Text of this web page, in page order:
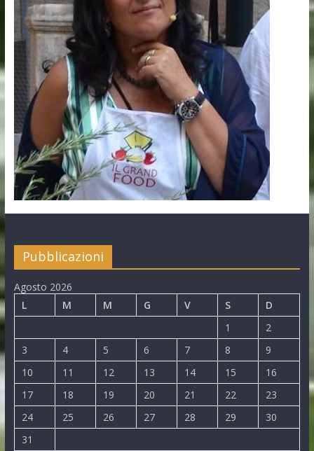
Pubblicazioni
Agosto 2026
L
M M G V S
D
1
2
3
4 5 6 7 8
9
10
11 12 13 14 15
16
17
18 19 20 21 22
23
24
25 26 27 28 29
30
31